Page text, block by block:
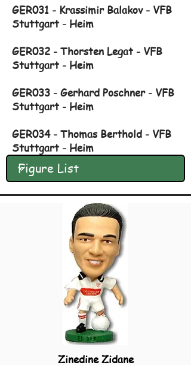
GER031 - Krassimir Balakov - VFB
Stuttgart - Heim
GER032 - Thorsten Legat - VFB
Stuttgart - Heim
GER033 - Gerhard Poschner - VFB
Stuttgart - Heim
GER034 - Thomas Berthold - VFB
Stuttgart - Heim
Zinedine Zidane